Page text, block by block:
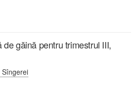
găină pentru trimestrul III,
Sîngerei